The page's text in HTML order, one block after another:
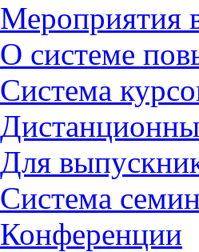
Мероприятия
О системе
Система
Для
Система
Конференции